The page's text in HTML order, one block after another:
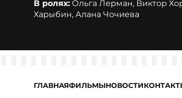
В ролях: Ольга Лерман, Виктор
Харыбин, Алана Чочиева
ГЛАВНАЯФИЛЬМЫНОВОСТИ